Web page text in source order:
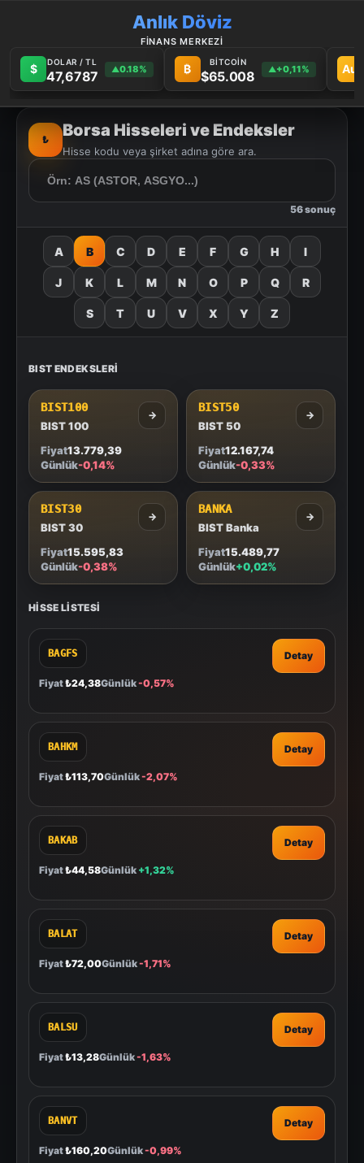
Anlık Döviz
FİNANS MERKEZİ
$ DOLAR / TL
47,6787 ▲0.18% ₿ BİTCOİN
$65.008 ▲+0,11% Au
₺ Borsa Hisseleri ve Endeksler
Hisse kodu veya şirket adına göre ara.
56 sonuç
A B C D E F G H I
J K L M N O P Q R
S T U V X Y Z
BIST ENDEKSLERI
BIST100
BIST 100
Fiyat13.779,39
Günlük-0,14%
→
BIST50
BIST 50
Fiyat12.167,74
Günlük-0,33%
→
BIST30
BIST 30
Fiyat15.595,83
Günlük-0,38%
→
BANKA
BIST Banka
Fiyat15.489,77
Günlük+0,02%
→
HISSE LISTESI
BAGFS
Fiyat₺24,38Günlük-0,57%
Detay
BAHKM
Fiyat₺113,70Günlük-2,07%
Detay
BAKAB
Fiyat₺44,58Günlük +1,32%
Detay
BALAT
Fiyat₺72,00Günlük-1,71%
Detay
BALSU
Fiyat₺13,28Günlük-1,63%
Detay
BANVT
Fiyat₺160,20Günlük-0,99%
Detay